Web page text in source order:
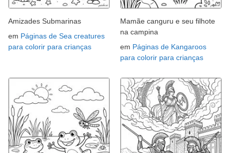
Amizades Submarinas
em Páginas de Sea creatures
para colorir para crianças
Mamãe canguru e seu filhote
na campina
em Páginas de Kangaroos
para colorir para crianças